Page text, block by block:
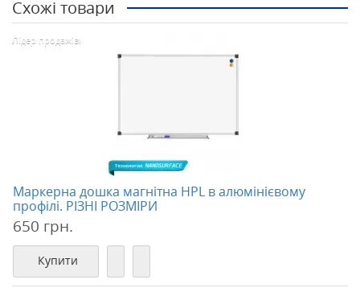
Схожі товари
Лідер продажів!
Маркерна дошка магнітна HPL в алюмінієвому
профілі. РІЗНІ РОЗМІРИ
650 грн.
Купити